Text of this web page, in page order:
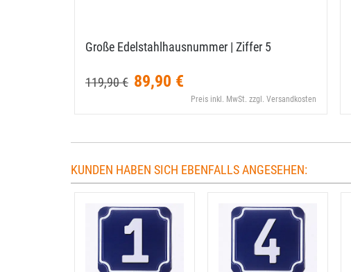
Große Edelstahlhausnummer | Ziffer 5
119,90 € 89,90 €
Preis inkl. MwSt. zzgl. Versandkosten
KUNDEN HABEN SICH EBENFALLS ANGESEHEN: